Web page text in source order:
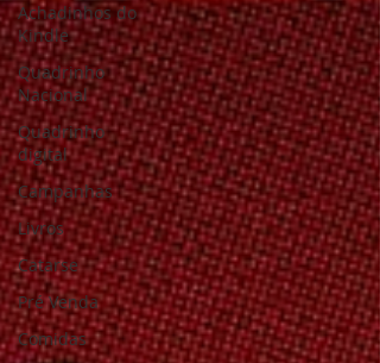
Achadinhos do
Kindle
Quadrinho
Nacional
Quadrinho
digital
Campanhas
Livros
Catarse
Pré Venda
Comidas